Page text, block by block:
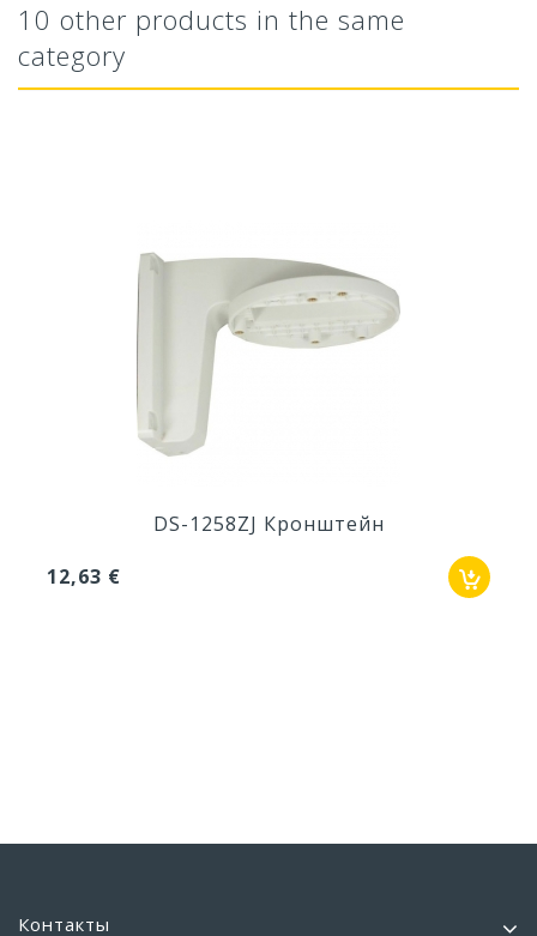
10 other products in the same
category
DS-1258ZJ Кронштейн
12,63 €
Контакты